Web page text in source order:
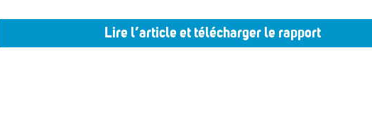
Lire l’article et télécharger le rapport